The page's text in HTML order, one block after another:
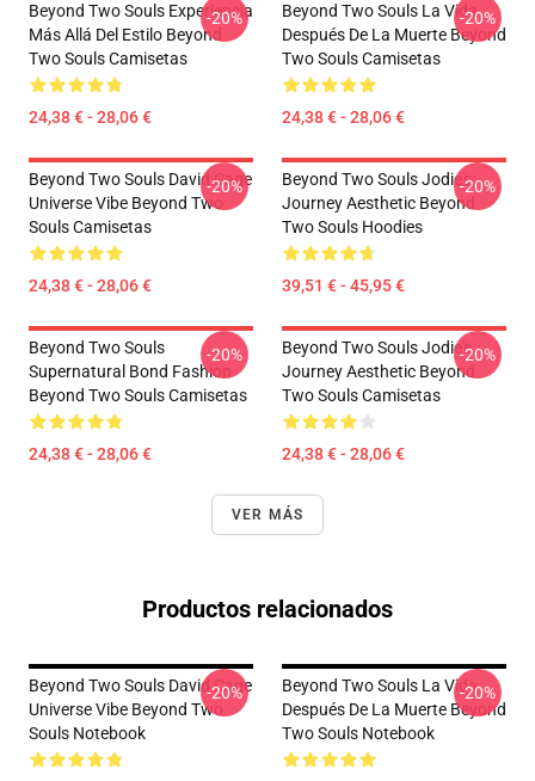
Beyond Two Souls Experiencia
Más Allá Del Estilo Beyond
Two Souls Camisetas
24,38 € - 28,06 €
-20%
Beyond Two Souls La Vida
Después De La Muerte Beyond
Two Souls Camisetas
24,38 € - 28,06 €
-20%
Beyond Two Souls David Cage
Universe Vibe Beyond Two
Souls Camisetas
24,38 € - 28,06 €
-20%
Beyond Two Souls Jodie's
Journey Aesthetic Beyond
Two Souls Hoodies
39,51 € - 45,95 €
-20%
Beyond Two Souls
Supernatural Bond Fashion
Beyond Two Souls Camisetas
24,38 € - 28,06 €
-20%
Beyond Two Souls Jodie's
Journey Aesthetic Beyond
Two Souls Camisetas
24,38 € - 28,06 €
-20%
VER MÁS
Productos relacionados
Beyond Two Souls David Cage
Universe Vibe Beyond Two
Souls Notebook
-20%
Beyond Two Souls La Vida
Después De La Muerte Beyond
Two Souls Notebook
-20%